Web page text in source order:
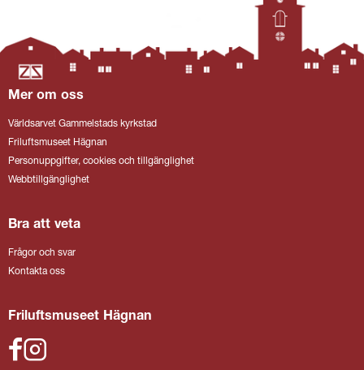
Mer om oss
Världsarvet Gammelstads kyrkstad
Friluftsmuseet Hägnan
Personuppgifter, cookies och tillgänglighet
Webbtillgänglighet
Bra att veta
Frågor och svar
Kontakta oss
Friluftsmuseet Hägnan